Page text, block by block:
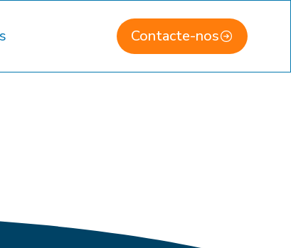
Contacte-nos